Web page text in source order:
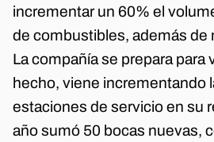
incrementar un 60% el
de combustibles, además de
La compañía se prepara para
hecho, viene incrementando
estaciones de servicio en su
año sumó 50 bocas nuevas,